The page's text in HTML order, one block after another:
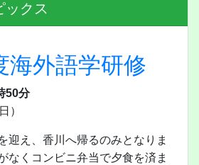
ックス
海外語学研修
50分
）
迎え、香川へ帰るのみとなりま
なくコンビニ弁当で夕食を済ま